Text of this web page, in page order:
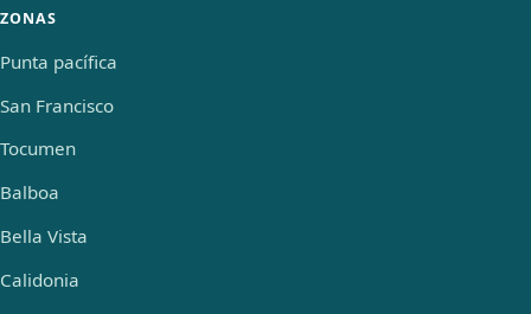
ZONAS
Punta pacífica
San Francisco
Tocumen
Balboa
Bella Vista
Calidonia